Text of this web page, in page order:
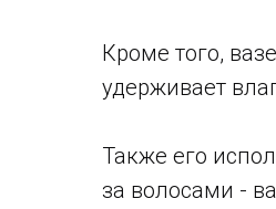
Кроме того,
удерживает
Также его
за волосами -